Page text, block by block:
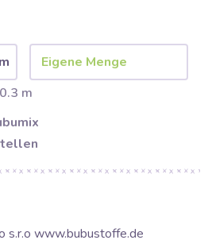
m
s.r.o www.bubustoffe.de